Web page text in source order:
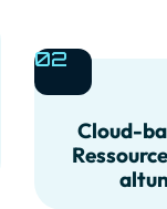
02
Cloud-